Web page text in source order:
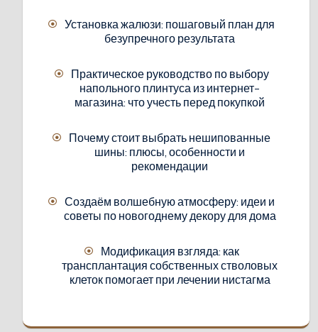
Установка жалюзи: пошаговый план для
безупречного результата
Практическое руководство по выбору
напольного плинтуса из интернет-
магазина: что учесть перед покупкой
Почему стоит выбрать нешипованные
шины: плюсы, особенности и
рекомендации
Создаём волшебную атмосферу: идеи и
советы по новогоднему декору для дома
Модификация взгляда: как
трансплантация собственных стволовых
клеток помогает при лечении нистагма